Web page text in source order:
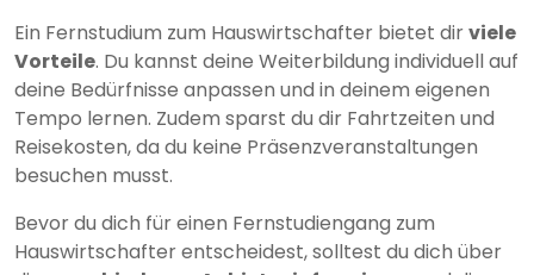
Ein Fernstudium zum Hauswirtschafter bietet dirviele
Vorteile. Du kannst deine Weiterbildung individuell auf
deine Bedürfnisse anpassen und in deinem eigenen
Tempo lernen. Zudem sparst du dir Fahrtzeiten und
Reisekosten, da du keine Präsenzveranstaltungen
besuchen musst.
Bevor du dich für einen Fernstudiengang zum
Hauswirtschafter entscheidest, solltest du dich über